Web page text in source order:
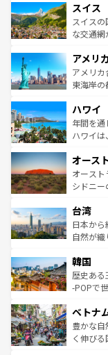
れる地方
を参照し
は、お酒好
ドイツ情
リアごと
ティー
戦など
ンツ一覧
スイス
スイス
な交通
の建物が
博物館も
ことが
ば市内交
着のス
アメリカ
アメリカ
東海岸
のような
ンメン
西部に
部のニュ
文化が魅
しみな
ならではの贅
情報は
ハワイ
年間を
ハワイ
ワイ島は
島だが、
おすす
れるおも
人々、
ク、伝
ワイを、存分に
はコンテ
オース
オースト
シドニ
リアリー
ク）、
ど、見
いる。ア
ビング
い。オー
参照して
台湾
日本か
自然が
ン）、静
と山間
驚きをも
容にもい
照してほ
韓国
歴史あ
-POPで
き、地方
できる
まで、
ベトナ
豊かな
く伸び